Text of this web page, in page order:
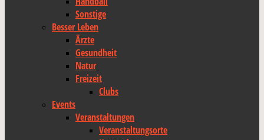
Sonstige
Besser Leben
Ärzte
Gesundheit
Natur
Freizeit
Clubs
Events
Veranstaltungen
Veranstaltungsorte